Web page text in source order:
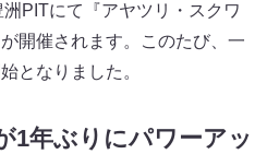
PITにて『アヤツリ・スクワ
開催されます。このたび、一
となりました。
1年ぶりにパワーアッ